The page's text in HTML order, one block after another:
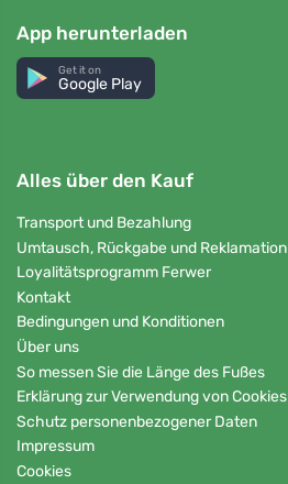
App herunterladen
Get it on
Google Play
Alles über den Kauf
Transport und Bezahlung
Umtausch, Rückgabe und Reklamation
Loyalitätsprogramm Ferwer
Kontakt
Bedingungen und Konditionen
Über uns
So messen Sie die Länge des Fußes
Erklärung zur Verwendung von Cookies
Schutz personenbezogener Daten
Impressum
Cookies